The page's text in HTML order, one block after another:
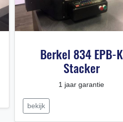
Berkel 834 EPB-K
Stacker
1 jaar garantie
bekijk